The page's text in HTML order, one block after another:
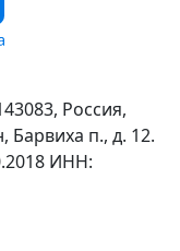
Россия,
Барвиха п., д. 12.
ИНН: